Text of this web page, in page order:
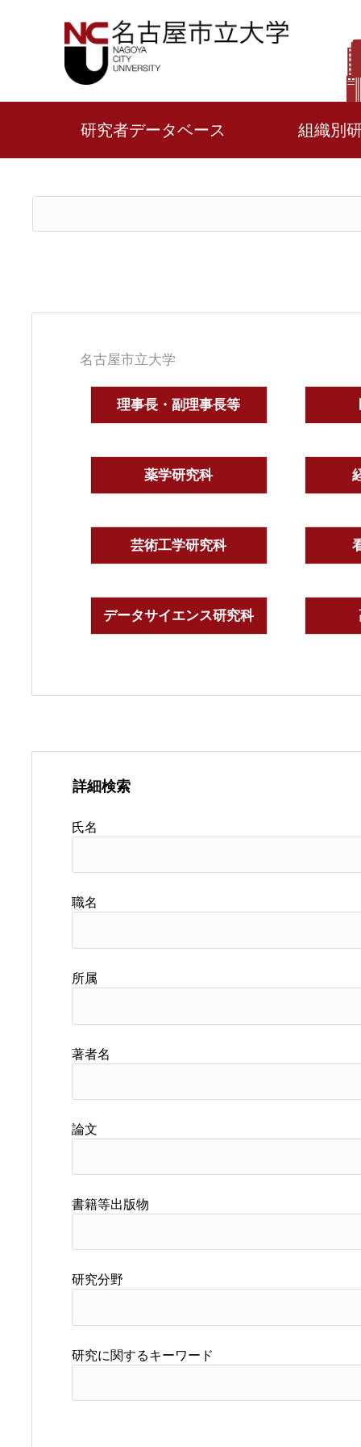
研究者データベース 組織別
名古屋市立大学
理事長・副理事長等
薬学研究科
芸術工学研究科
データサイエンス研究科
詳細検索
氏名
職名
所属
著者名
論文
書籍等出版物
研究分野
研究に関するキーワード